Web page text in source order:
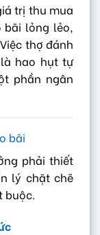
trị thu mua
bãi lỏng lẻo,
thợ đánh
hao hụt tự
phần ngân
bãi
phải thiết
lý chặt chẽ
buộc.